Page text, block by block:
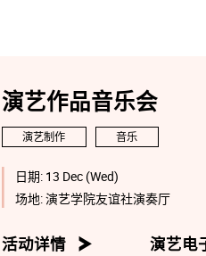
演艺作品音乐会
演艺制作 音乐
日期: 13 Dec (Wed)
场地:演艺学院友谊社演奏厅
活动详情 演艺电